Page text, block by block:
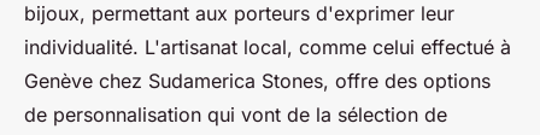
bijoux, permettant aux porteurs d'exprimer leur
individualité. L'artisanat local, comme celui effectué à
Genève chez Sudamerica Stones, offre des options
de personnalisation qui vont de la sélection de